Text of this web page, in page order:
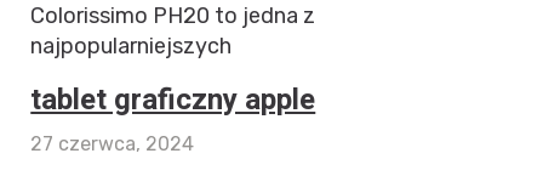
Colorissimo PH20 to jedna z
najpopularniejszych
tablet graficzny apple
27 czerwca, 2024